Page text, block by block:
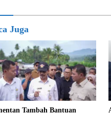
Juga
Tambah Bantuan